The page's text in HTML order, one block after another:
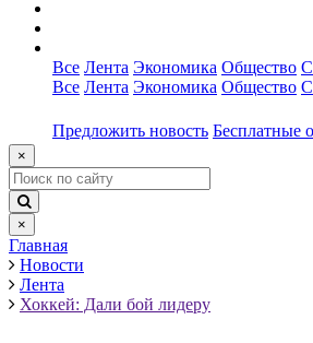
Все Лента Экономика Общество
Все Лента Экономика Общество
Предложить новость Бесплатные
×
×
Главная
Новости
Лента
Хоккей: Дали бой лидеру